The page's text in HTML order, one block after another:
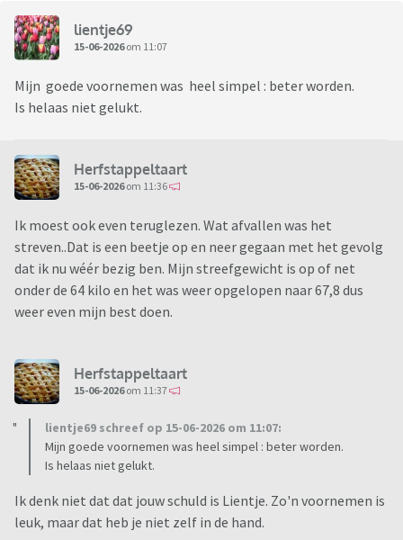
lientje69
15-06-2026om 11:07
Mijn goede voornemen was heel simpel : beter worden.
Is helaas niet gelukt.
Herfstappeltaart
15-06-2026om 11:36
Ik moest ook even teruglezen. Wat afvallen was het
streven..Dat is een beetje op en neer gegaan met het gevolg
dat ik nu wéér bezig ben. Mijn streefgewicht is op of net
onder de 64 kilo en het was weer opgelopen naar 67,8 dus
weer even mijn best doen.
Herfstappeltaart
15-06-2026om 11:37
lientje69 schreef op 15-06-2026 om 11:07:
Mijn goede voornemen was heel simpel : beter worden.
Is helaas niet gelukt.
Ik denk niet dat dat jouw schuld is Lientje. Zo'n voornemen is
leuk, maar dat heb je niet zelf in de hand.